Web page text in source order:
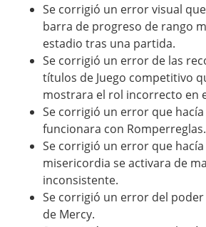
Se corrigió un error visual
barra de progreso de rango
estadio tras una partida.
Se corrigió un error de las
títulos de Juego competitivo
mostrara el rol incorrecto en
Se corrigió un error que
funcionara con Romperreglas.
Se corrigió un error que
misericordia se activara de
inconsistente.
Se corrigió un error del
de Mercy.